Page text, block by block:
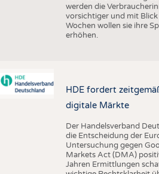
werden die
vorsichtiger und mit
Wochen wollen sie ihre
erhöhen.
HDE fordert
digitale Märkte
Der Handelsverband
die Entscheidung der
Untersuchung gegen
Markets Act (DMA)
Jahren Ermittlungen